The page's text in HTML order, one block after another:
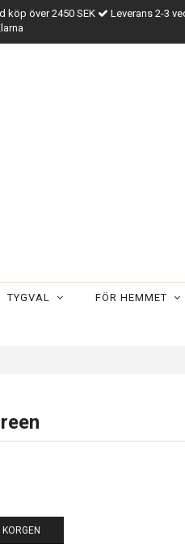
köp över 2450 SEK
Leverans 2-3
TYGVAL FÖR HEMMET
KORGEN